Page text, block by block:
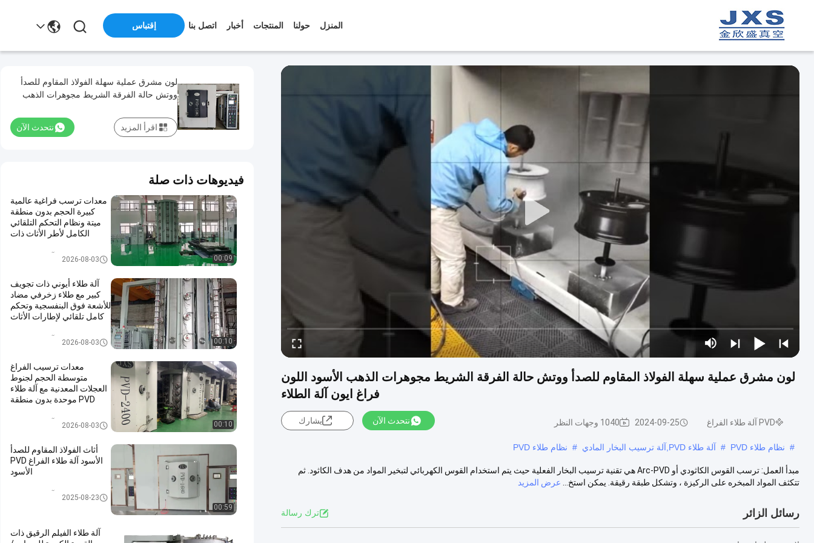
المنزل حولنا المنتجات أخبار اتصل بنا إقتباس
لون مشرق عملية سهلة الفولاذ المقاوم للصدأ ووتش حالة الفرقة الشريط مجوهرات الذهب الأسود اللون
فراغ ايون آلة الطلاء
PVD آلة طلاء الفراغ 2024-09-25 1040 وجهات النظر نتحدث الآن يشارك
# نظام طلاء PVD # آلة طلاء PVD,آلة ترسيب البخار المادي # نظام طلاء PVD
مبدأ العمل: ترسب القوس الكاثودي أو Arc-PVD هي تقنية ترسيب البخار الفعلية حيث يتم استخدام القوس الكهربائي لتبخير المواد من هدف الكاثود. ثم
تتكثف المواد المبخره على الركيزة ، وتشكل طبقة رقيقة. يمكن استخ...
عرض المزيد
رسائل الزائر ترك رسالة
لون مشرق عملية سهلة الفولاذ المقاوم للصدأ
ووتش حالة الفرقة الشريط مجوهرات الذهب
نتحدث الآن اقرأ المزيد
فيديوهات ذات صلة
00:09
معدات ترسب فراغية عالمية
كبيرة الحجم بدون منطقة
ميتة ونظام التحكم التلقائي
الكامل لأطر الأثاث ذات
PVD آلة طلاء الفراغ
2026-08-03
00:10
آلة طلاء أيوني ذات تجويف
كبير مع طلاء زخرفي مضاد
للأشعة فوق البنفسجية وتحكم
كامل تلقائي لإطارات الأثاث
PVD آلة طلاء الفراغ
2026-08-03
00:10
معدات ترسيب الفراغ
متوسطة الحجم لجنوط
العجلات المعدنية مع آلة طلاء
PVD موحدة بدون منطقة
PVD آلة طلاء الفراغ
2026-08-03
00:59
أثاث الفولاذ المقاوم للصدأ
الأسود آلة طلاء الفراغ PVD
الأسود
PVD آلة طلاء الفراغ
2025-08-23
آلة طلاء الفيلم الرقيق ذات